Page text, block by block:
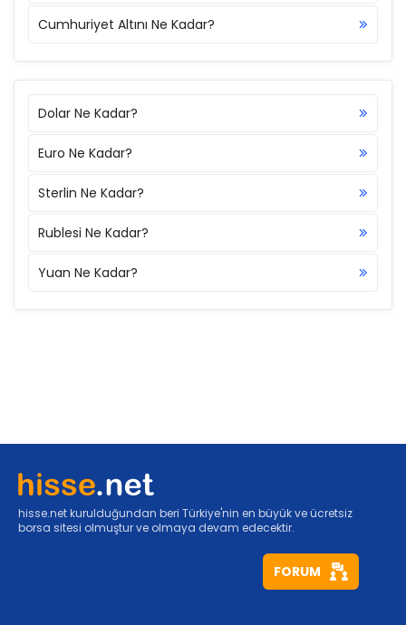
Cumhuriyet Altını Ne Kadar?
Dolar Ne Kadar?
Euro Ne Kadar?
Sterlin Ne Kadar?
Rublesi Ne Kadar?
Yuan Ne Kadar?
hisse.net kurulduğundan beri Türkiye'nin en büyük ve ücretsiz
borsa sitesi olmuştur ve olmaya devam edecektir.
FORUM